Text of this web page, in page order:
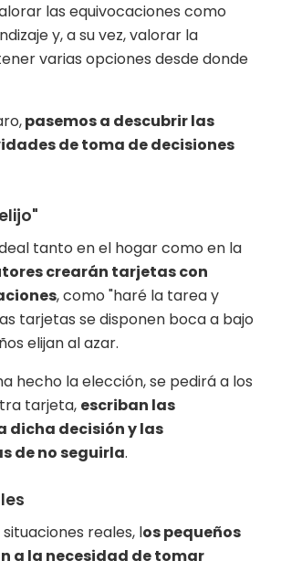
las equivocaciones como
y, a su vez, valorar la
varias opciones desde donde
pasemos a descubrir las
de toma de decisiones
tanto en el hogar como en la
crearán tarjetas con
, como "haré la tarea y
tarjetas se disponen boca a bajo
elijan al azar.
hecho la elección, se pedirá a los
tarjeta, escriban las
dicha decisión y las
de no seguirla.
reales, los pequeños
a la necesidad de tomar